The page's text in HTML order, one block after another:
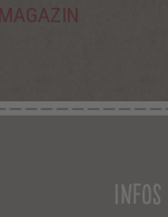
Infos